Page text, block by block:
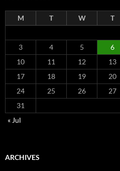
M T W T
3
4 5 6
10
11 12 13
17
18 19 20
24
25 26 27
31
« Jul
ARCHIVES